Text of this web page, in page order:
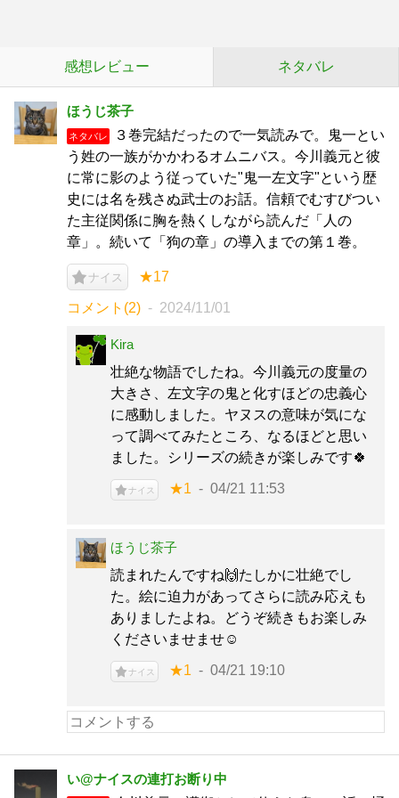
感想レビュー ネタバレ
ほうじ茶子
ネタバレ
３巻完結だったので一気読みで。鬼一とい
う姓の一族がかかわるオムニバス。今川義元と彼
に常に影のよう従っていた"鬼一左文字"という歴
史には名を残さぬ武士のお話。信頼でむすびつい
た主従関係に胸を熱くしながら読んだ「人の
章」。続いて「狗の章」の導入までの第１巻。
ナイス ★17
コメント(2) 2024/11/01
Kira
壮絶な物語でしたね。今川義元の度量の
大きさ、左文字の鬼と化すほどの忠義心
に感動しました。ヤヌスの意味が気にな
って調べてみたところ、なるほどと思い
ました。シリーズの続きが楽しみです🍀
ナイス ★1 04/21 11:53
ほうじ茶子
読まれたんですね🙌たしかに壮絶でし
た。絵に迫力があってさらに読み応えも
ありましたよね。どうぞ続きもお楽しみ
くださいませませ☺️
ナイス ★1 04/21 19:10
い@ナイスの連打お断り中